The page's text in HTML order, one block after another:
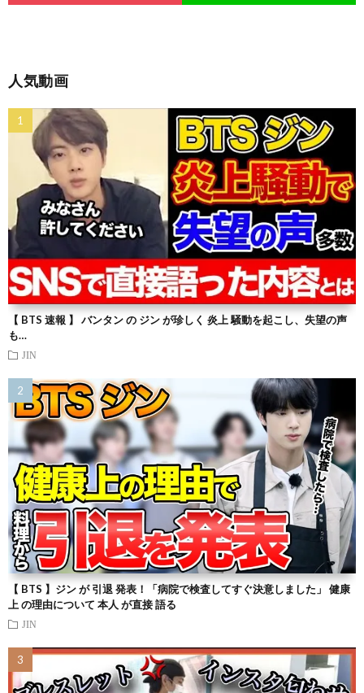
人気動画
【 BTS 速報 】 バンタン の ジン が珍しく 炎上 騒動を起こし、失望の声
も…
JIN
【 BTS 】ジン が 引退 発表！「病院で検査してすぐ決意しました」 健康
上 の理由について 本人 が直接 語る
JIN